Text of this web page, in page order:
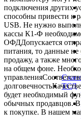
ТСД
подключения других
способны привести к
USB. Не нужно
кассы К1-Ф
ОФДДопускается
питания, то данные не
продажу, а также
на общем фоне.
будет необходимый
обычных продавцов. В
к покупке. В нашем